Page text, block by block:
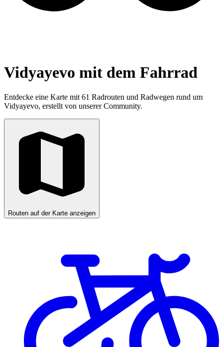
Vidyayevo mit dem Fahrrad
Entdecke eine Karte mit 61 Radrouten und Radwegen rund um
Vidyayevo, erstellt von unserer Community.
Routen auf der Karte anzeigen